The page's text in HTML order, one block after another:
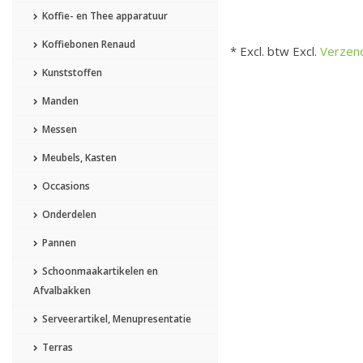
Koffie- en Thee apparatuur
Koffiebonen Renaud
Kunststoffen
Manden
Messen
Meubels, Kasten
Occasions
Onderdelen
Pannen
Schoonmaakartikelen en
Afvalbakken
Serveerartikel, Menupresentatie
Terras
* Excl. btw Excl.